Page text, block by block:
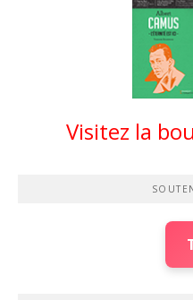
Visitez la